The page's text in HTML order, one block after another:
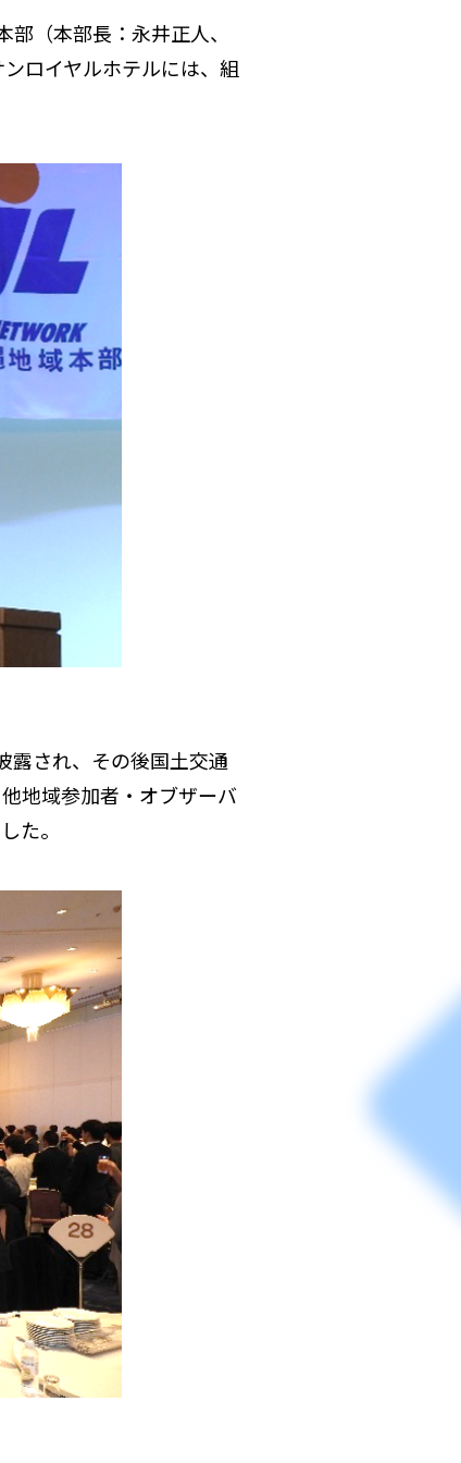
（本部長：永井正人、
ロイヤルホテルには、組
露され、その後国土交通
地域参加者・オブザーバ
た。